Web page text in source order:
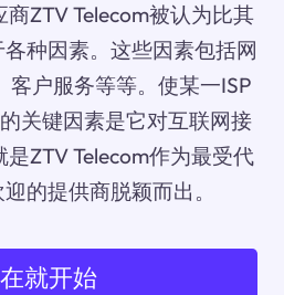
ZTV Telecom被认为比其
种因素。这些因素包括网
客户服务等等。使某一ISP
关键因素是它对互联网接
ZTV Telecom作为最受代
的提供商脱颖而出。
就开始